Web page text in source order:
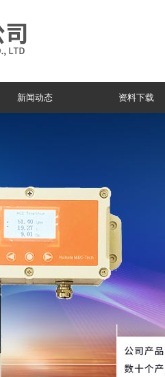
新闻动态 资料下载